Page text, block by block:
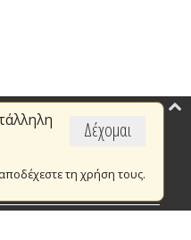
Δέχομαι
τη χρήση τους.